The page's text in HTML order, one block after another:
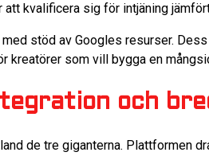
att kvalificera sig för intjäning
stöd av Googles resurser.
kreatörer som vill bygga en
och
de tre giganterna. Plattformen